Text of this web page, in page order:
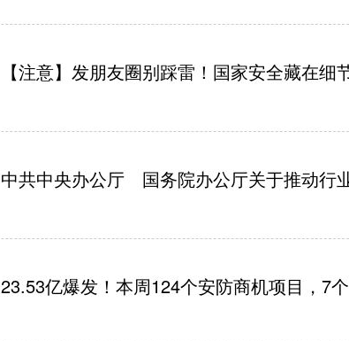
【注意】发朋友圈别踩雷！国家安全藏在细
中共中央办公厅 国务院办公厅关于推动行
23.53亿爆发！本周124个安防商机项目，7